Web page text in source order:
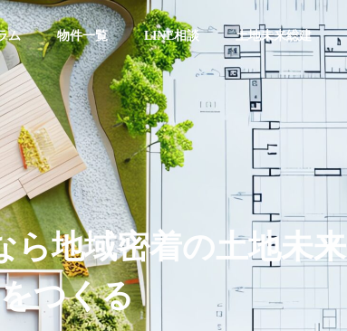
ム 物件一覧 LINE相談 土地未来総建
理念 会社概要
情報
ら地域密着の土地未来
つくる